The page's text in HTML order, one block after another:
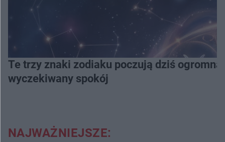
Te trzy znaki zodiaku poczują dziś
wyczekiwany spokój
NAJWAŻNIEJSZE: